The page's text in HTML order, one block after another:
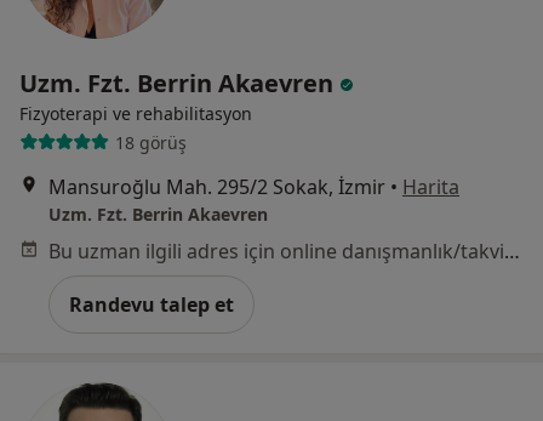
Uzm. Fzt. Berrin Akaevren
Fizyoterapi ve rehabilitasyon
18 görüş
Mansuroğlu Mah. 295/2 Sokak, İzmir • Harita
Uzm. Fzt. Berrin Akaevren
Bu uzman ilgili adres için online danışmanlık/takvim sunmuyor.
Randevu talep et